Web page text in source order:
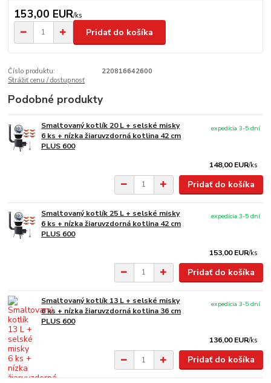
153,00 EUR/ks
Pridať do košíka
Číslo produktu:
220816642600
Strážiť cenu / dostupnosť
Podobné produkty
Smaltovaný kotlík 20 L + selské misky
6 ks + nízka žiaruvzdorná kotlina 42 cm
PLUS 600
148,00 EUR/ks
expedícia 3-5 dní
Pridať do košíka
Smaltovaný kotlík 25 L + selské misky
6 ks + nízka žiaruvzdorná kotlina 42 cm
PLUS 600
153,00 EUR/ks
expedícia 3-5 dní
Pridať do košíka
Smaltovaný kotlík 13 L + selské misky
6 ks + nízka žiaruvzdorná kotlina 36 cm
PLUS 600
136,00 EUR/ks
expedícia 3-5 dní
Pridať do košíka